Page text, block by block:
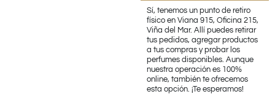
Sí, tenemos un punto de retiro
físico en Viana 915, Oficina 215,
Viña del Mar. Allí puedes retirar
tus pedidos, agregar productos
a tus compras y probar los
perfumes disponibles. Aunque
nuestra operación es 100%
online, también te ofrecemos
esta opción. ¡Te esperamos!